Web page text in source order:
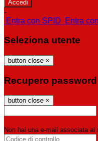
-
Entra con SPID
Entra
Seleziona utente
button close ×
Recupero password
button close ×
Non hai una e-mail associata